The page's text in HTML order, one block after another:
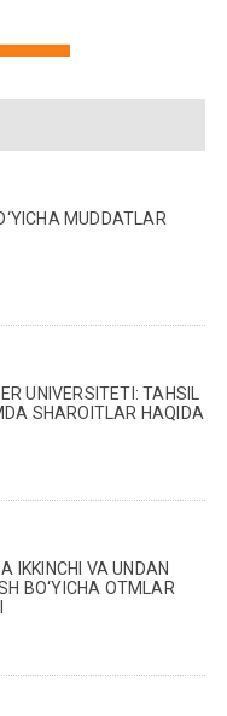
MUDDATLAR
UNIVERSITETI: TAHSIL
SHAROITLAR HAQIDA
IKKINCHI VA UNDAN
BO‘YICHA OTMLAR